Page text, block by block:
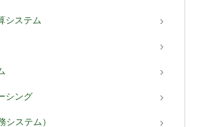
システム
シング
システム）